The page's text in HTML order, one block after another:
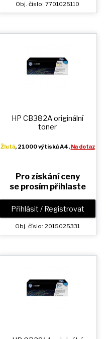
Obj. číslo: 7701025110
HP CB382A originální
toner
Žlutá, 21000 výtisků A4, Na dotaz
Pro získání ceny
se prosím přihlaste
Přihlásit / Registrovat
Obj. číslo: 2015025331